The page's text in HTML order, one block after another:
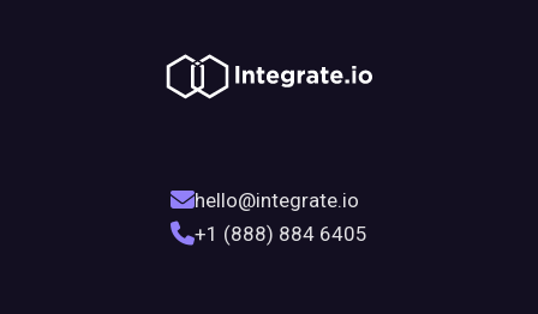
hello@integrate.io
+1 (888) 884 6405